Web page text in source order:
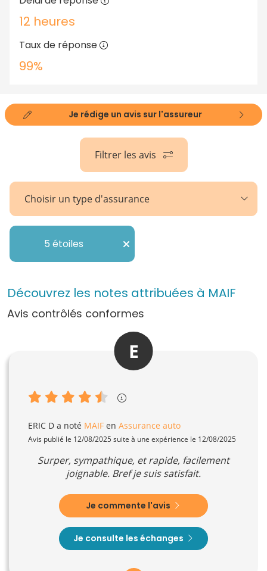
12 heures
Taux de réponse
99%
Je rédige un avis sur l'assureur
Filtrer les avis
Choisir un type d'assurance
5 étoiles
Découvrez les notes attribuées à MAIF
Avis contrôlés conformes
E
ERIC D a noté MAIF en Assurance auto
Avis publié le 12/08/2025 suite à une expérience le 12/08/2025
Surper, sympathique, et rapide, facilement
joignable. Bref je suis satisfait.
Je commente l'avis
Je consulte les échanges